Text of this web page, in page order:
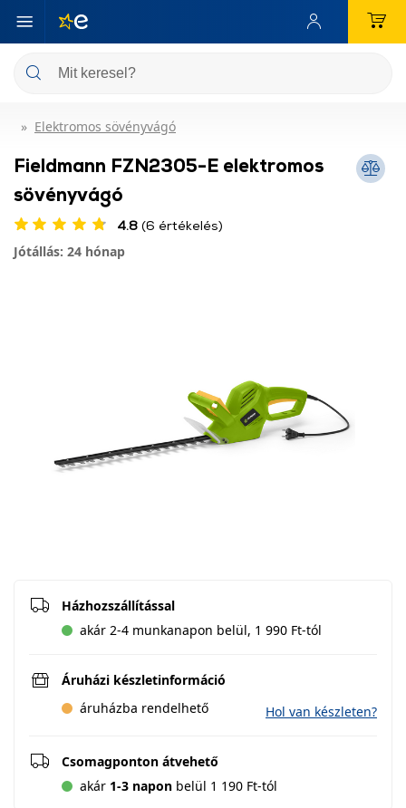
Elektromos sövényvágó
Fieldmann FZN2305-E elektromos
sövényvágó
4.8 (6 értékelés)
Jótállás: 24 hónap
Házhozszállítással
akár 2-4 munkanapon belül, 1 990 Ft-tól
Áruházi készletinformáció
áruházba rendelhető
Hol van készleten?
Csomagponton átvehető
akár 1-3 napon belül 1 190 Ft-tól